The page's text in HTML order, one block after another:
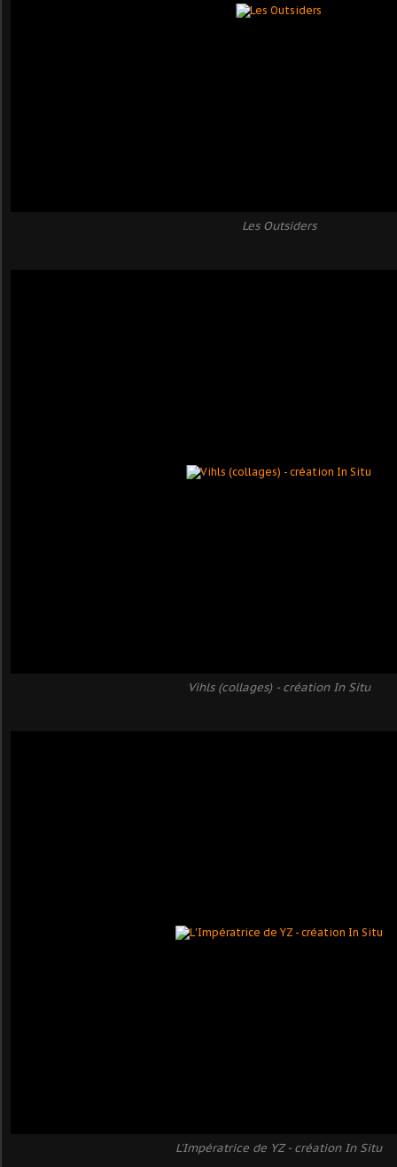
Les Outsiders
Vihls (collages) - création In Situ
L'Impératrice de YZ - création In Situ